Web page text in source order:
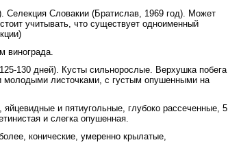
Селекция Словакии (Братислав, 1969 год). Может
учитывать, что существует одноименный
винограда.
130 дней). Кусты сильнорослые. Верхушка побега
молодыми листочками, с густым опушенными на
и пятиугольные, глубоко рассеченные, 5
и слегка опушенная.
конические, умеренно крылатые,